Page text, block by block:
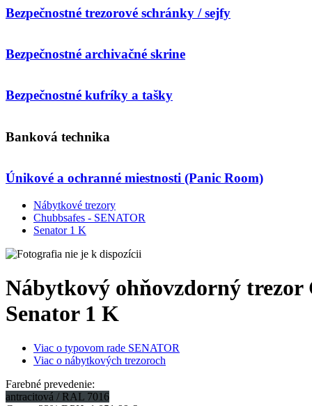
Bezpečnostné trezorové schránky / sejfy
Bezpečnostné archivačné skrine
Bezpečnostné kufríky a tašky
Banková technika
Únikové a ochranné miestnosti (Panic Room)
Nábytkové trezory
Chubbsafes - SENATOR
Senator 1 K
Nábytkový ohňovzdorný trezor
Senator 1 K
Viac o typovom rade SENATOR
Viac o nábytkových trezoroch
Farebné prevedenie:
antracitová / RAL 7016